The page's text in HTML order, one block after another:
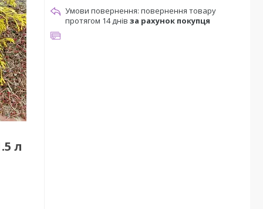
л
повернення товару
протягом 14 днів за рахунок покупця